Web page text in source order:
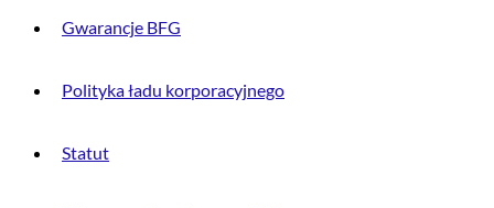
Gwarancje BFG
Polityka ładu korporacyjnego
Statut